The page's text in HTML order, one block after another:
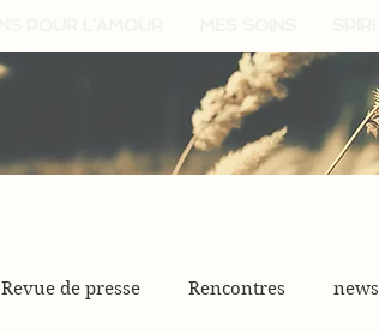
Revue de presse Rencontres news